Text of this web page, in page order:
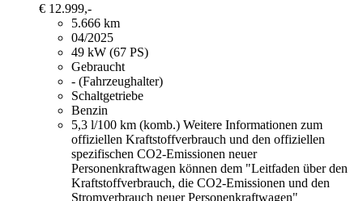
€ 12.999,-
5.666 km
04/2025
49 kW (67 PS)
Gebraucht
- (Fahrzeughalter)
Schaltgetriebe
Benzin
5,3 l/100 km (komb.) Weitere Informationen zum
offiziellen Kraftstoffverbrauch und den offiziellen
spezifischen CO2-Emissionen neuer
Personenkraftwagen können dem "Leitfaden über den
Kraftstoffverbrauch, die CO2-Emissionen und den
Stromverbrauch neuer Personenkraftwagen"